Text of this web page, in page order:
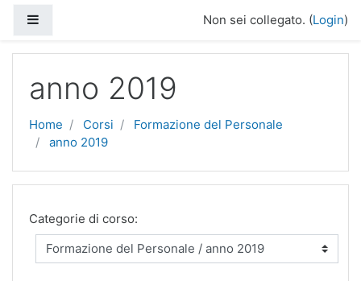
Non sei collegato. (Login)
anno 2019
Home Corsi
Formazione del Personale
anno 2019
Categorie di corso: